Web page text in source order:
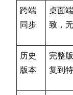
跨端
同步
桌面
致，
历史
版本
完整
复到